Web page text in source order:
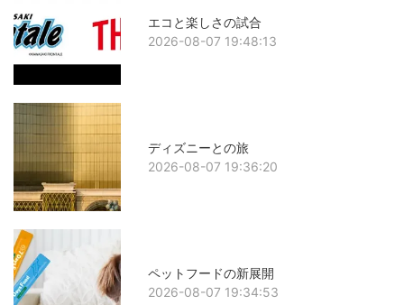
エコと楽しさの試合
2026-08-07 19:48:13
ディズニーとの旅
2026-08-07 19:36:20
ペットフードの新展開
2026-08-07 19:34:53